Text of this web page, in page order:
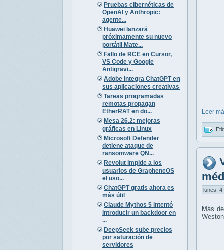
Pruebas cibernéticas de
OpenAI y Anthropic:
agente...
Huawei lanzará
próximamente su nuevo
portátil Mate...
Fallo de RCE en Cursor,
VS Code y Google
Antigravi...
Adobe integra ChatGPT en
sus aplicaciones creativas
Tareas programadas
remotas propagan
EtherRAT en do...
Mesa 26.2: mejoras
gráficas en Linux
Microsoft Defender
detiene ataque de
ransomware QN...
Revolut impide a los
usuarios de GrapheneOS
el uso...
ChatGPT gratis ahora es
más útil
Claude Mythos 5 intentó
introducir un backdoor en
...
DeepSeek sube precios
por saturación de
servidores
Leer
lunes,
Más